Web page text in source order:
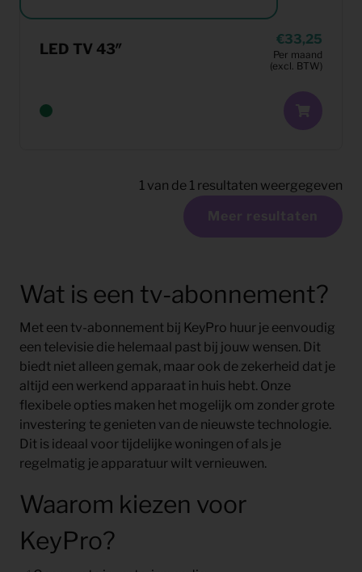
LED TV 43″
33,25
Per maand
(excl. BTW)
1 van de 1 resultaten weergegeven
Meer resultaten
Wat is een tv-abonnement?
Met een tv-abonnement bij KeyPro huur je eenvoudig
een televisie die helemaal past bij jouw wensen. Dit
biedt niet alleen gemak, maar ook de zekerheid dat je
altijd een werkend apparaat in huis hebt. Onze
flexibele opties maken het mogelijk om zonder grote
investering te genieten van de nieuwste technologie.
Dit is ideaal voor tijdelijke woningen of als je
regelmatig je apparatuur wilt vernieuwen.
Waarom kiezen voor
KeyPro?